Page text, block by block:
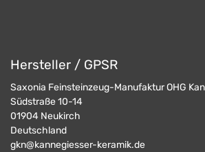
Hersteller / GPSR
Saxonia Feinsteinzeug-Manufaktur OHG
Südstraße 10-14
01904 Neukirch
Deutschland
gkn@kannegiesser-keramik.de